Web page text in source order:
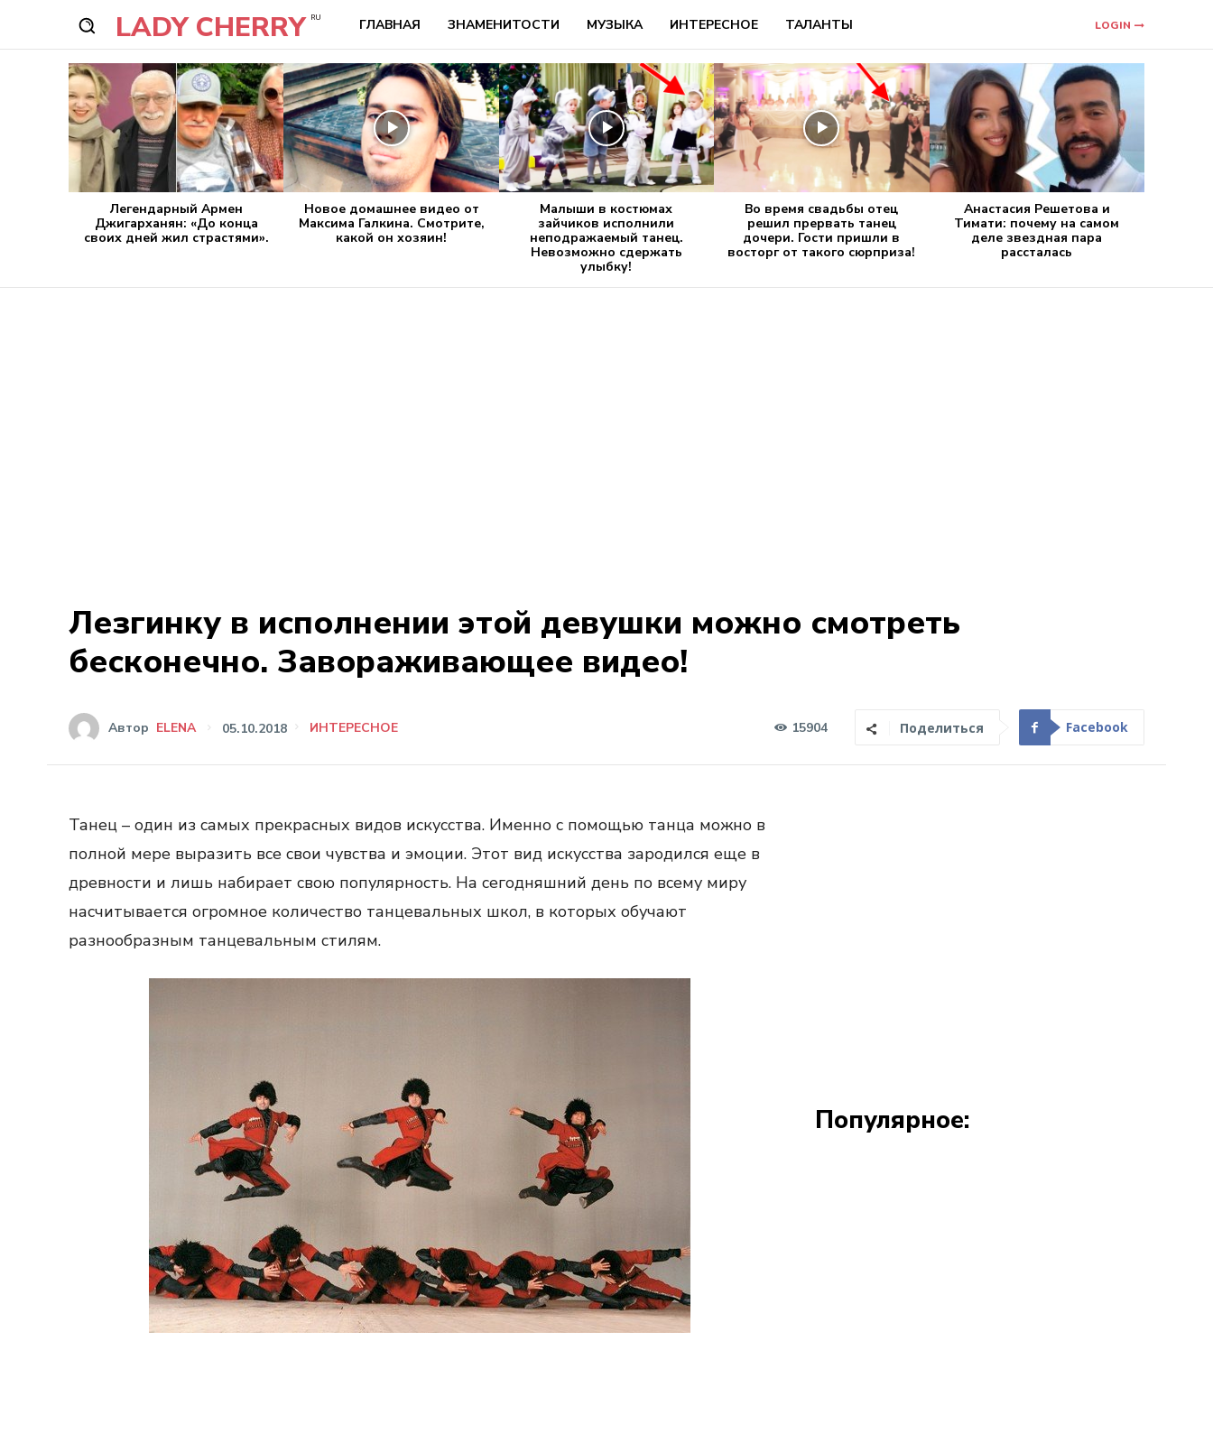
LADY CHERRY RU ГЛАВНАЯ ЗНАМЕНИТОСТИ МУЗЫКА ИНТЕРЕСНОЕ ТАЛАНТЫ LOGIN
Легендарный Армен
Джигарханян: «До конца
своих дней жил страстями».
Новое домашнее видео от
Максима Галкина. Смотрите,
какой он хозяин!
Малыши в костюмах
зайчиков исполнили
неподражаемый танец.
Невозможно сдержать
улыбку!
Во время свадьбы отец
решил прервать танец
дочери. Гости пришли в
восторг от такого сюрприза!
Анастасия Решетова и
Тимати: почему на самом
деле звездная пара
рассталась
Лезгинку в исполнении этой девушки можно смотреть
бесконечно. Завораживающее видео!
Автор ELENA 05.10.2018 ИНТЕРЕСНОЕ 15904 Поделиться Facebook
Танец – один из самых прекрасных видов искусства. Именно с помощью танца можно в
полной мере выразить все свои чувства и эмоции. Этот вид искусства зародился еще в
древности и лишь набирает свою популярность. На сегодняшний день по всему миру
насчитывается огромное количество танцевальных школ, в которых обучают
разнообразным танцевальным стилям.
Популярное: